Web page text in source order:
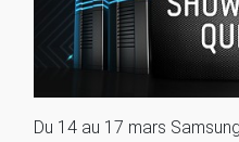
Du 14 au 17 mars